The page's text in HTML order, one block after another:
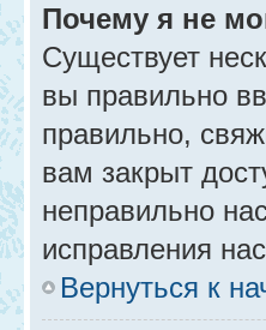
Почему я не
Существует
вы правильно
правильно,
вам закрыт
неправильно
исправления
Вернуться к